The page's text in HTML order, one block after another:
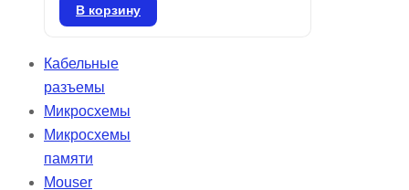
отражают 90% видимого света и
Эти холодные зеркала идеально
В корзину
Кабельные
разъемы
Микросхемы
Микросхемы
памяти
Mouser